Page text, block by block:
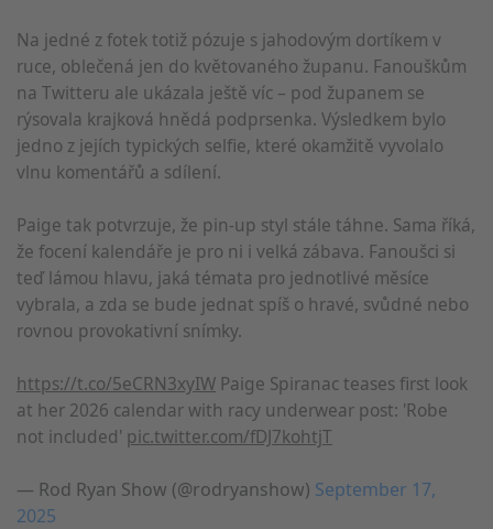
Na jedné z fotek totiž pózuje s jahodovým dortíkem v
ruce, oblečená jen do květovaného županu. Fanouškům
na Twitteru ale ukázala ještě víc – pod županem se
rýsovala krajková hnědá podprsenka. Výsledkem bylo
jedno z jejích typických selfie, které okamžitě vyvolalo
vlnu komentářů a sdílení.
Paige tak potvrzuje, že pin-up styl stále táhne. Sama říká,
že focení kalendáře je pro ni i velká zábava. Fanoušci si
teď lámou hlavu, jaká témata pro jednotlivé měsíce
vybrala, a zda se bude jednat spíš o hravé, svůdné nebo
rovnou provokativní snímky.
https://t.co/5eCRN3xyIW Paige Spiranac teases first look
at her 2026 calendar with racy underwear post: 'Robe
not included' pic.twitter.com/fDJ7kohtjT
— Rod Ryan Show (@rodryanshow) September 17,
2025